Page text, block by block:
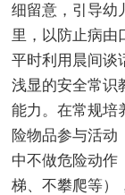
细留意，引导幼
里，以防止病由
平时利用晨间谈
浅显的安全常识
能力。在常规培
险物品参与活动
中不做危险动作
梯、不攀爬等）